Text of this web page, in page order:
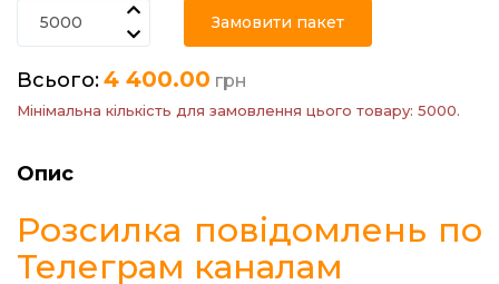
Замовити пакет
Всього:4 400.00 грн
Мінімальна кількість для замовлення цього товару: 5000.
Опис
Розсилка повідомлень по
Телеграм каналам